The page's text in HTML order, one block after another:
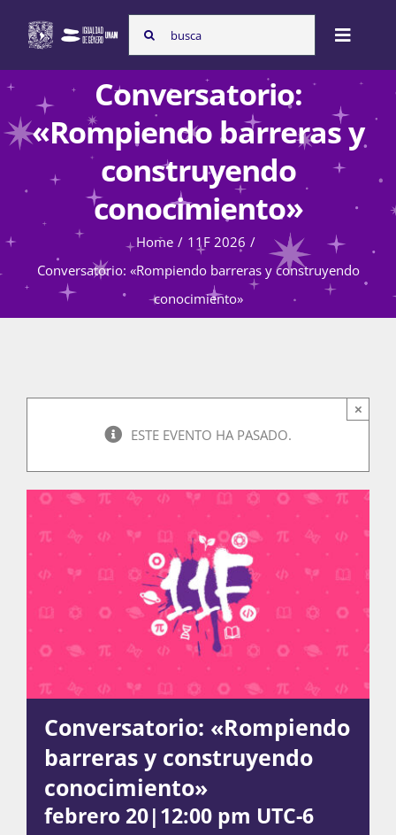
content
Search
for:
Toggle
Inicio
Nosotras
Programas
Atención de la violencia de género
La Boletina
Blog
Recursos
Súmate
Publicaciones
Conversatorio:
«Rompiendo barreras y
construyendo
conocimiento»
Home
11F 2026
Conversatorio: «Rompiendo barreras y construyendo
conocimiento»
ESTE EVENTO HA PASADO.
×
Conversatorio: «Rompiendo
barreras y construyendo
conocimiento»
febrero 20|12:00 pm UTC-6